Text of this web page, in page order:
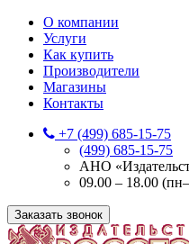
О компании
Услуги
Как купить
Производители
Магазины
Контакты
+7 (499) 685-15-75
(499) 685-15-75
АНО
09.00 – 18.00
Заказать звонок